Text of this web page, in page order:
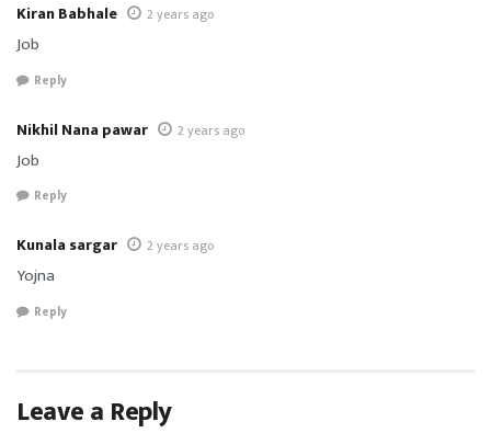
Kiran Babhale 2 years ago
Job
Reply
Nikhil Nana pawar 2 years ago
Job
Reply
Kunala sargar 2 years ago
Yojna
Reply
Leave a Reply